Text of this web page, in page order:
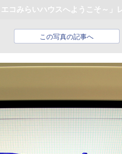
コみらいハウスへようこそ～」
この写真の記事へ